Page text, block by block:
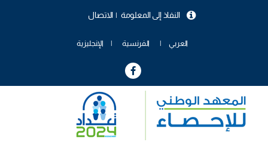
الاتصال النفاذ إلى المعلومة
العربي الفرنسية الإنجليزية